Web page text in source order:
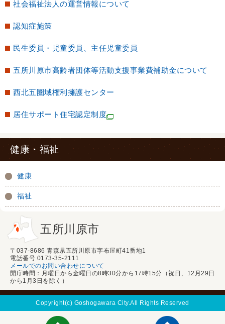
社会福祉法人の運営情報について
認知症施策
民生委員・児童委員、主任児童委員
五所川原市高齢者団体等活動支援事業費補助金について
西北五圏域権利擁護センター
居住サポート住宅認定制度
健康・福祉
健康
福祉
五所川原市
〒037-8686 青森県五所川原市字布屋町41番地1
電話番号 0173-35-2111
メールでのお問い合わせについて
開庁時間：月曜日から金曜日の8時30分から17時15分（祝日、12月29日
から1月3日を除く）
Copyright(c) Goshogawara City.All Rights Reserved